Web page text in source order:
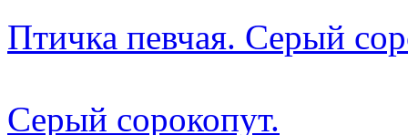
Птичка певчая. Серый
Серый сорокопут.